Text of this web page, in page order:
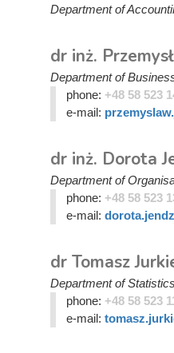
Department of
dr inż.
Department of
phone: +48 58 523
e-mail:
dr inż. Dorota
Department of
phone: +48 58 523
e-mail:
dr Tomasz
Department of Statistics
phone: +48 58 523
e-mail: